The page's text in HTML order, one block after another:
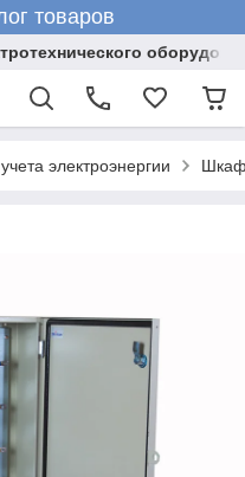
товаров
электроэнергии Шкаф